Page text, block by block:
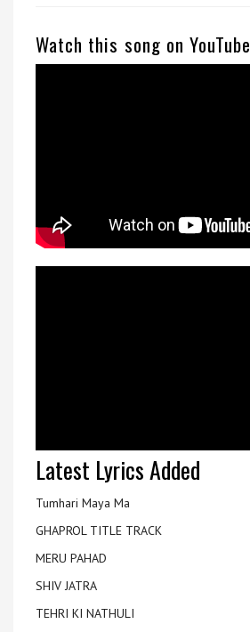
Watch this song on YouTube
Latest Lyrics Added
Tumhari Maya Ma
GHAPROL TITLE TRACK
MERU PAHAD
SHIV JATRA
TEHRI KI NATHULI